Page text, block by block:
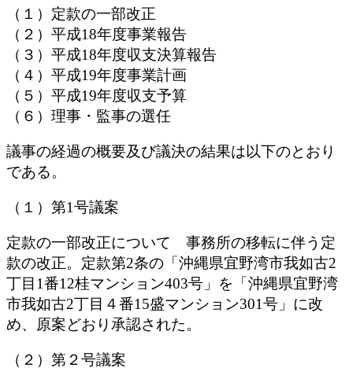
（１）定款の一部改正
（２）平成18年度事業報告
（３）平成18年度収支決算報告
（４）平成19年度事業計画
（５）平成19年度収支予算
（６）理事・監事の選任
議事の経過の概要及び議決の結果は以下のとおり
である。
（１）第1号議案
定款の一部改正について 事務所の移転に伴う定
款の改正。定款第2条の「沖縄県宜野湾市我如古2
丁目1番12桂マンション403号」を「沖縄県宜野湾
市我如古2丁目４番15盛マンション301号」に改
め、原案どおり承認された。
（２）第２号議案